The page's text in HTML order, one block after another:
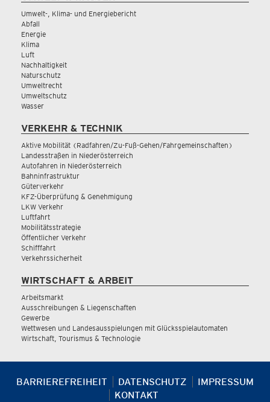
Umwelt-, Klima- und Energiebericht
Abfall
Energie
Klima
Luft
Nachhaltigkeit
Naturschutz
Umweltrecht
Umweltschutz
Wasser
VERKEHR & TECHNIK
Aktive Mobilität (Radfahren/Zu-Fuß-Gehen/Fahrgemeinschaften)
Landesstraßen in Niederösterreich
Autofahren in Niederösterreich
Bahninfrastruktur
Güterverkehr
KFZ-Überprüfung & Genehmigung
LKW Verkehr
Luftfahrt
Mobilitätsstrategie
Öffentlicher Verkehr
Schifffahrt
Verkehrssicherheit
WIRTSCHAFT & ARBEIT
Arbeitsmarkt
Ausschreibungen & Liegenschaften
Gewerbe
Wettwesen und Landesausspielungen mit Glücksspielautomaten
Wirtschaft, Tourismus & Technologie
BARRIEREFREIHEIT DATENSCHUTZ
IMPRESSUM
KONTAKT